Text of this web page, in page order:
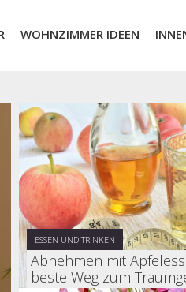
WOHNZIMMER IDEEN
ESSEN UND TRINKEN
Abnehmen mit
beste Weg zum